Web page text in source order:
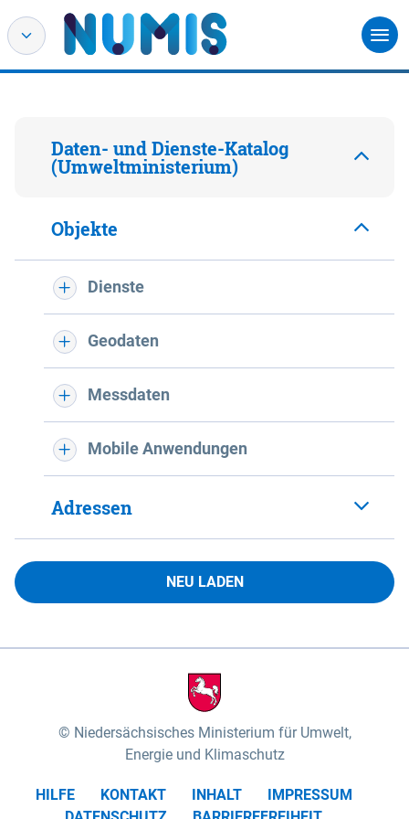
Daten- und Dienste-Katalog
(Umweltministerium)
Objekte
Dienste
Geodaten
Messdaten
Mobile Anwendungen
Adressen
NEU LADEN
Niedersächsisches Ministerium für Umwelt,
Energie und Klimaschutz
HILFE KONTAKT INHALT
IMPRESSUM